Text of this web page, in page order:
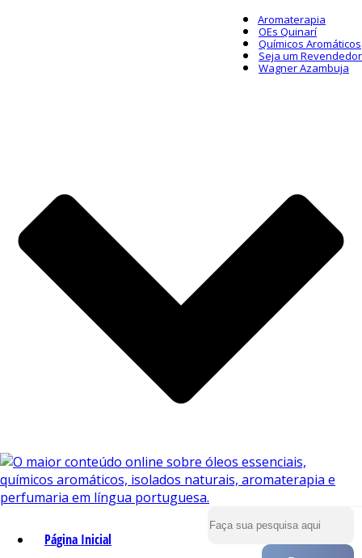
Aromaterapia
OEs Quinarí
Químicos Aromáticos
Seja um Revendedor
Wagner Azambuja
Página Inicial